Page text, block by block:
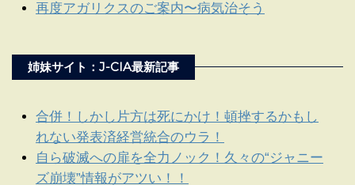
再度アガリクスのご案内〜病気治そう
姉妹サイト：J-CIA最新記事
合併！しかし片方は死にかけ！頓挫するかもし
れない発表済経営統合のウラ！
自ら破滅への扉を全力ノック！久々の“ジャニー
ズ崩壊”情報がアツい！！